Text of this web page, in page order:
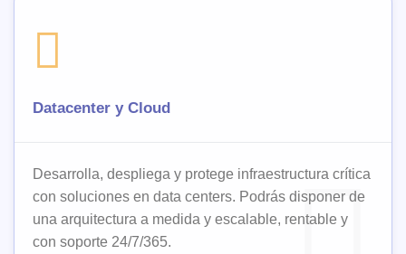
Datacenter y Cloud
Desarrolla, despliega y protege infraestructura crítica
con soluciones en data centers. Podrás disponer de
una arquitectura a medida y escalable, rentable y
con soporte 24/7/365.